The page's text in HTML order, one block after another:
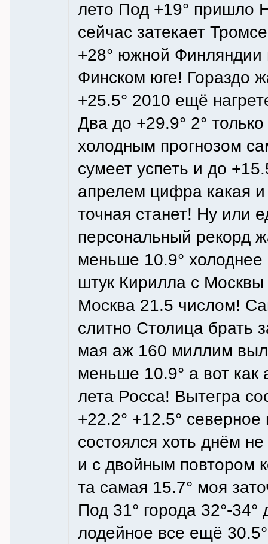
лето Под +19° пришло
сейчас затекает
+28° южной Финляндии
Финском юге! Гораздо
+25.5° 2010 ещё
Два до +29.9° 2°
холодным прогнозом
сумеет успеть и до
апрелем цифра какая
точная станет! Ну или
персональный рекорд
меньше 10.9°
штук Кирилла с Москвы
Москва 21.5 числом!
слитно Столица брать
мая аж 160 миллим
меньше 10.9° а вот как
лета Росса! Вытегра
+22.2° +12.5°
состоялся хоть днём
и с двойным повтором
та самая 15.7° моя
Под 31° города 32°-
лодейное все ещё